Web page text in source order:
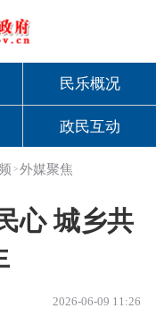
民乐概况
政民互动
>外媒聚焦
心 城乡共
2026-06-09 11:26